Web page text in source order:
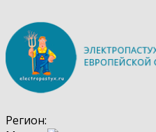
Регион: